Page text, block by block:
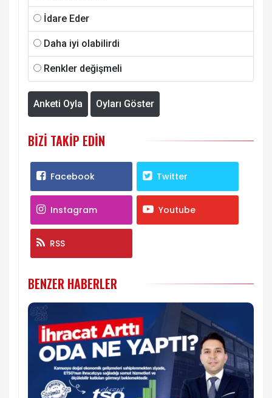
İdare Eder
Daha iyi olabilirdi
Renkler değişmeli
Anketi Oyla Oyları Göster
BIZI TAKIP EDIN
Facebook Twitter
Instagram Youtube
RSS
BENZER HABERLER